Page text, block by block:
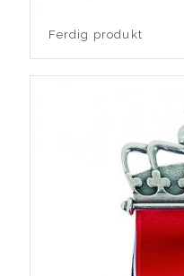
Ferdig produkt